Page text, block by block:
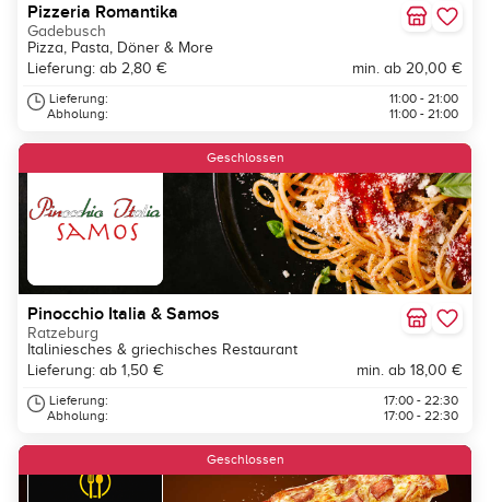
Pizzeria Romantika
Gadebusch
Pizza, Pasta, Döner & More
Lieferung: ab 2,80 €
min. ab 20,00 €
Lieferung:
Abholung:
11:00 - 21:00
11:00 - 21:00
Geschlossen
Pinocchio Italia & Samos
Ratzeburg
Italiniesches & griechisches Restaurant
Lieferung: ab 1,50 €
min. ab 18,00 €
Lieferung:
Abholung:
17:00 - 22:30
17:00 - 22:30
Geschlossen